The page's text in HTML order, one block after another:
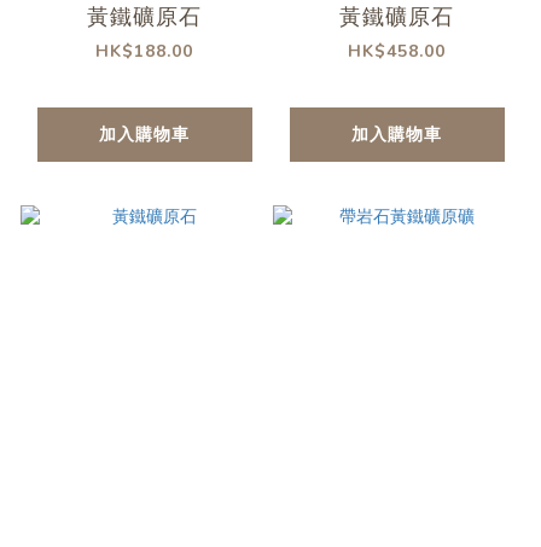
黃鐵礦原石
HK$188.00
加入購物車
黃鐵礦原石
HK$458.00
加入購物車